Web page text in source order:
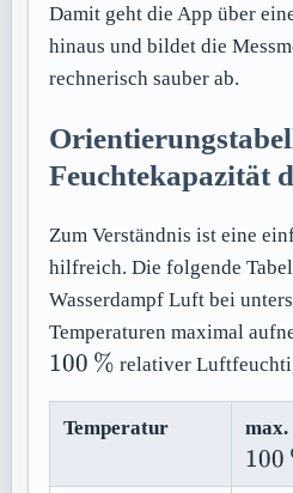
Damit geht die App über
hinaus und bildet die
rechnerisch sauber ab.
Feuchtekapazität
Zum Verständnis ist eine
hilfreich. Die folgende
Wasserdampf Luft bei
Temperaturen maximal
100 % relativer
Temperatur max.
100